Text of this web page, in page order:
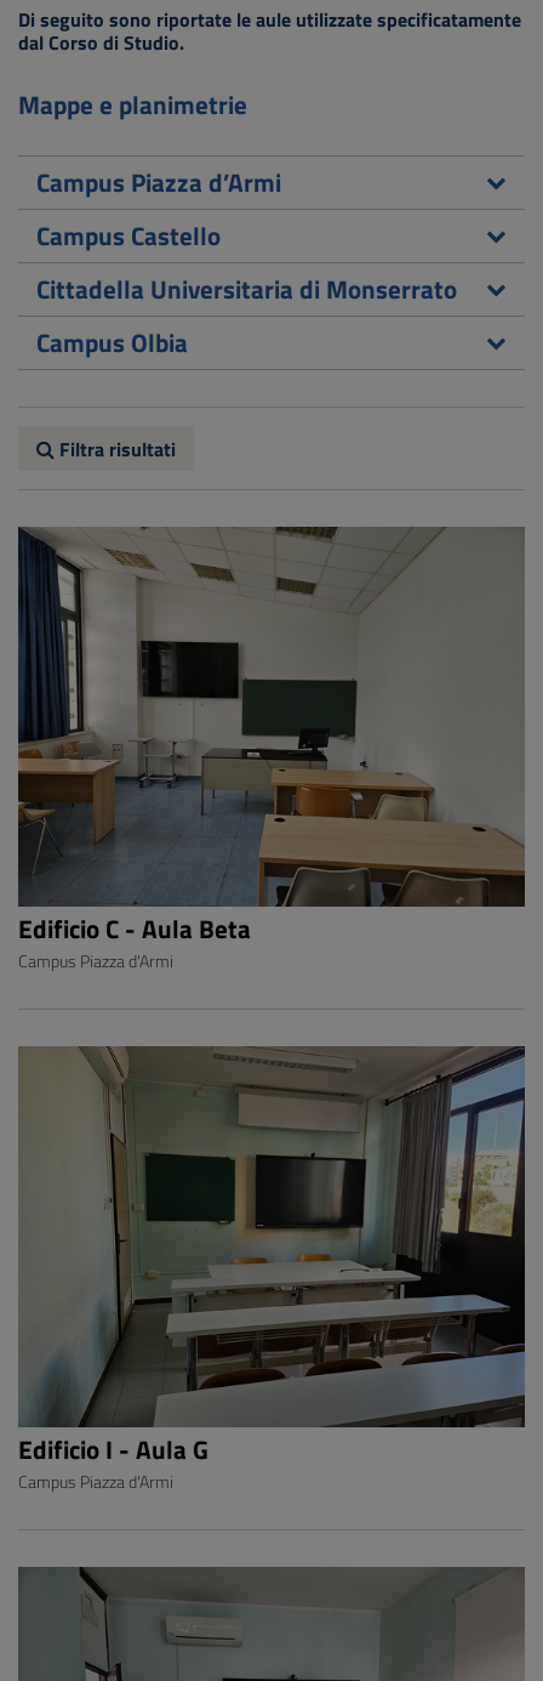
Di seguito sono riportate le aule utilizzate specificatamente
dal Corso di Studio.
Mappe e planimetrie
Campus Piazza d’Armi
Campus Castello
Cittadella Universitaria di Monserrato
Campus Olbia
Filtra risultati
Edificio C - Aula Beta
Campus Piazza d'Armi
Edificio I - Aula G
Campus Piazza d'Armi